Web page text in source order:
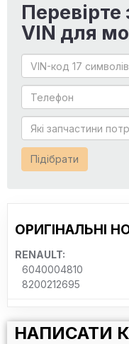
Перевірте
VIN для
Підібрати
ОРИГІНАЛЬНІ
RENAULT:
6040004810
8200212695
НАПИСАТИ